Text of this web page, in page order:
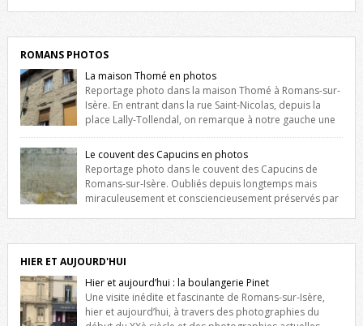
ROMANS PHOTOS
La maison Thomé en photos
Reportage photo dans la maison Thomé à Romans-sur-
Isère. En entrant dans la rue Saint-Nicolas, depuis la
place Lally-Tollendal, on remarque à notre gauche une
maison construite au XVIè siècle. Les deux façades sont ornées de
fenêtres jumelles à meneaux. Entre ces deux étages, on peut voir une
niche qui contient une statue de la Vierge. […]
Le couvent des Capucins en photos
Reportage photo dans le couvent des Capucins de
Romans-sur-Isère. Oubliés depuis longtemps mais
miraculeusement et consciencieusement préservés par
l’histoire de la redécouverte de vestiges du couvent des Capucins !
Petit retour sur l’histoire […]
HIER ET AUJOURD'HUI
Hier et aujourd’hui : la boulangerie Pinet
Une visite inédite et fascinante de Romans-sur-Isère,
hier et aujourd’hui, à travers des photographies du